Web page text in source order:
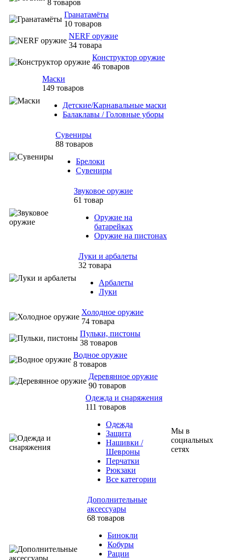
8 товаров
Гранатамёты
10 товаров
NERF оружие
34 товара
Конструктор оружие
46 товаров
Маски
149 товаров
Детские/Карнавальные маски
Балаклавы / Головные уборы
Сувениры
88 товаров
Брелоки
Сувениры
Звуковое оружие
61 товар
Оружие на
батарейках
Оружие на пистонах
Луки и арбалеты
32 товара
Арбалеты
Луки
Холодное оружие
74 товара
Пульки, пистоны
38 товаров
Водное оружие
8 товаров
Деревянное оружие
90 товаров
Одежда и снаряжения
111 товаров
Одежда
Защита
Нашивки /
Шевроны
Перчатки
Рюкзаки
Все категории
Дополнительные
аксессуары
68 товаров
Бинокли
Кобуры
Рации
Мы в
социальных
сетях